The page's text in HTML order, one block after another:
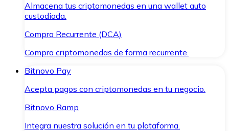
Almacena tus criptomonedas en una wallet auto
custodiada.
Compra Recurrente (DCA)
Compra criptomonedas de forma recurrente.
Bitnovo Pay
Acepta pagos con criptomonedas en tu negocio.
Bitnovo Ramp
Integra nuestra solución en tu plataforma.